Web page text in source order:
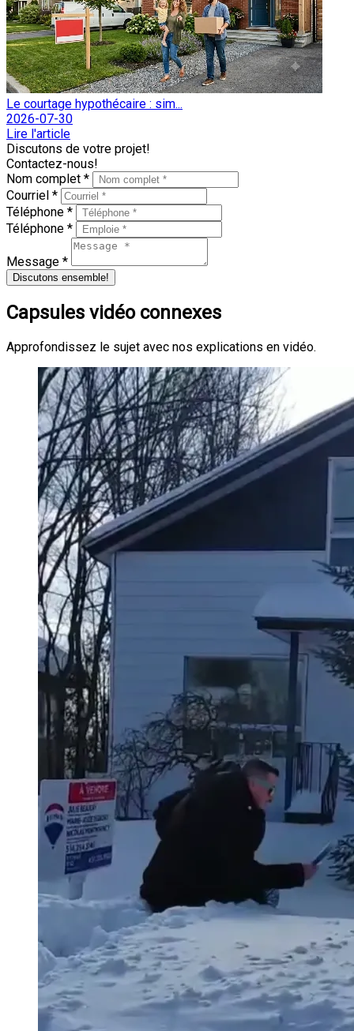
Le courtage hypothécaire : sim...
2026-07-30
Lire l'article
Discutons de votre projet!
Contactez-nous!
Nom complet *
Courriel *
Téléphone *
Téléphone *
Message *
Discutons ensemble!
Capsules vidéo connexes
Approfondissez le sujet avec nos explications en vidéo.